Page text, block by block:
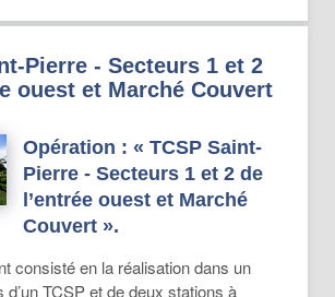
Pierre - Secteurs 1 et 2
ouest et Marché Couvert
Opération : « TCSP Saint-
Pierre - Secteurs 1 et 2 de
l’entrée ouest et Marché
Couvert ».
consisté en la réalisation dans un
TCSP et de deux stations à